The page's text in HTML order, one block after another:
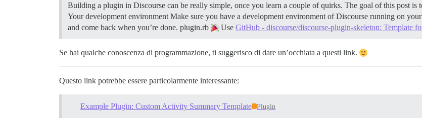
Building a plugin in Discourse can be really simple, once you learn a couple of quirks. The goal of this post is
Your development environment Make sure you have a development environment of Discourse running on
and come back when you’re done. plugin.rb Use GitHub - discourse/discourse-plugin-skeleton: Template
Se hai qualche conoscenza di programmazione, ti suggerisco di dare un’occhiata a questi link.
Questo link potrebbe essere particolarmente interessante:
Example Plugin: Custom Activity Summary Template Plugin